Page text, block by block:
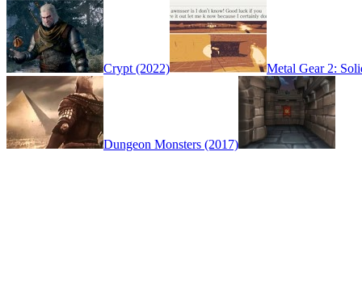
Crypt (2022) Metal Gear 2:
Dungeon Monsters (2017)